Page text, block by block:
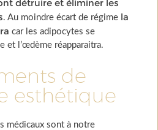
détruire et éliminer les
. Au moindre écart de régime la
car les adipocytes se
et l’œdème réapparaitra.
de
esthétique
médicaux sont à notre